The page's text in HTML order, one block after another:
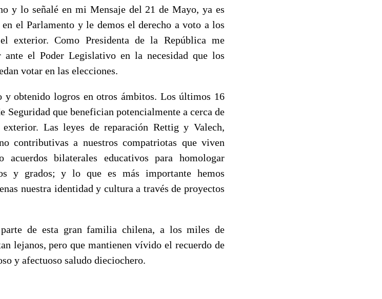
y lo señalé en mi Mensaje del 21 de Mayo, ya es
el Parlamento y le demos el derecho a voto a los
exterior. Como Presidenta de la República me
el Poder Legislativo en la necesidad que los
votar en las elecciones.
logros en otros ámbitos. Los últimos 16
Seguridad que benefician potencialmente a cerca de
Las leyes de reparación Rettig y Valech,
contributivas a nuestros compatriotas que viven
acuerdos bilaterales educativos para homologar
y grados; y lo que es más importante hemos
nuestra identidad y cultura a través de proyectos
de esta gran familia chilena, a los miles de
lejanos, pero que mantienen vívido el recuerdo de
y afectuoso saludo dieciochero.